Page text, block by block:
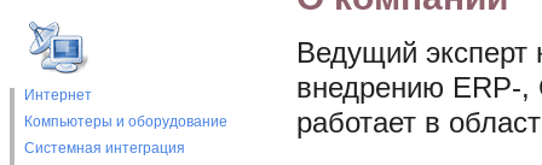
Интернет
Компьютеры и оборудование
Системная интеграция
Ведущий эксперт
внедрению
работает в